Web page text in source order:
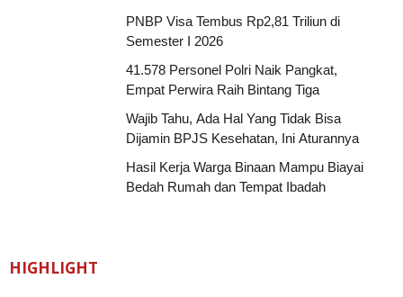
PNBP Visa Tembus Rp2,81 Triliun di
Semester I 2026
41.578 Personel Polri Naik Pangkat,
Empat Perwira Raih Bintang Tiga
Wajib Tahu, Ada Hal Yang Tidak Bisa
Dijamin BPJS Kesehatan, Ini Aturannya
Hasil Kerja Warga Binaan Mampu Biayai
Bedah Rumah dan Tempat Ibadah
HIGHLIGHT